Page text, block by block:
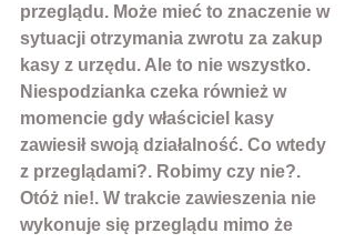
przeglądu. Może mieć to znaczenie w
sytuacji otrzymania zwrotu za zakup
kasy z urzędu. Ale to nie wszystko.
Niespodzianka czeka również w
momencie gdy właściciel kasy
zawiesił swoją działalność. Co wtedy
z przeglądami?. Robimy czy nie?.
Otóż nie!. W trakcie zawieszenia nie
wykonuje się przeglądu mimo że